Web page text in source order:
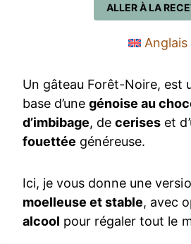
ALLER À LA
Anglais
Un gâteau Forêt-Noire, est
base d’unegénoise au
d’imbibage, decerises et
fouettée généreuse.
Ici, je vous donne une
moelleuse et stable, avec
alcool pour régaler tout le